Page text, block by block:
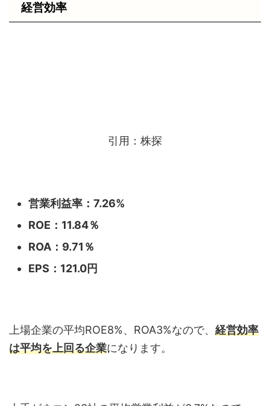
経営効率
引用：株探
営業利益率：7.26%
ROE：11.84％
ROA：9.71％
EPS：121.0円
上場企業の平均ROE8%、ROA3%なので、 経営効率
は平均を上回る企業になります。